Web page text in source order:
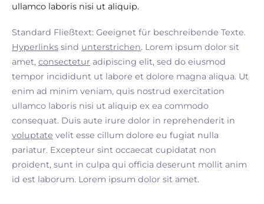
ullamco laboris nisi ut aliquip.
Standard Fließtext: Geeignet für beschreibende Texte.
Hyperlinks sind unterstrichen. Lorem ipsum dolor sit
amet, consectetur adipiscing elit, sed do eiusmod
tempor incididunt ut labore et dolore magna aliqua. Ut
enim ad minim veniam, quis nostrud exercitation
ullamco laboris nisi ut aliquip ex ea commodo
consequat. Duis aute irure dolor in reprehenderit in
voluptate velit esse cillum dolore eu fugiat nulla
pariatur. Excepteur sint occaecat cupidatat non
proident, sunt in culpa qui officia deserunt mollit anim
id est laborum. Lorem ipsum dolor sit amet.